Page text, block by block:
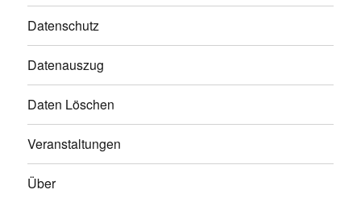
Datenschutz
Datenauszug
Daten Löschen
Veranstaltungen
Über